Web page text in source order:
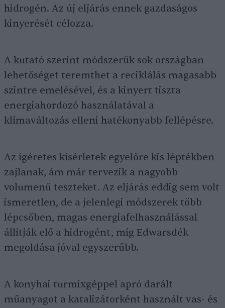
hidrogén. Az új eljárás ennek gazdaságos
kinyerését célozza.
A kutató szerint módszerük sok országban
lehetőséget teremthet a reciklálás magasabb
szintre emelésével, és a kinyert tiszta
energiahordozó használatával a
klímaváltozás elleni hatékonyabb fellépésre.
Az ígéretes kísérletek egyelőre kis léptékben
zajlanak, ám már tervezik a nagyobb
volumenű teszteket. Az eljárás eddig sem volt
ismeretlen, de a jelenlegi módszerek több
lépcsőben, magas energiafelhasználással
állítják elő a hidrogént, míg Edwarsdék
megoldása jóval egyszerűbb.
A konyhai turmixgéppel apró darált
műanyagot a katalizátorként használt vas- és